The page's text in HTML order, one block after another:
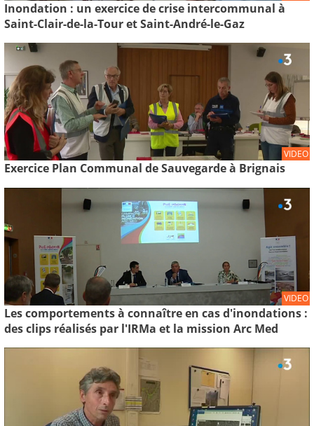
Inondation : un exercice de crise intercommunal à
Saint-Clair-de-la-Tour et Saint-André-le-Gaz
VIDEO
Exercice Plan Communal de Sauvegarde à Brignais
VIDEO
Les comportements à connaître en cas d'inondations :
des clips réalisés par l'IRMa et la mission Arc Med